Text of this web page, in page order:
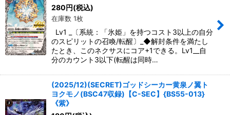
280円(税込)
在庫数 1枚
Lv1 _〔系統：「氷姫」を持つコスト3以上の自分
のスピリットの召喚/転醒〕_◆解封条件を満たし
たとき、このネクサスにコア+1できる。Lv1__自
分のカウント3以下(転醒は同時…
(2025/12)(SECRET)ゴッドシーカー黄泉ノ翼ト
ヨクモノ(BSC47収録)【C-SEC】{BS55-013}
《紫》